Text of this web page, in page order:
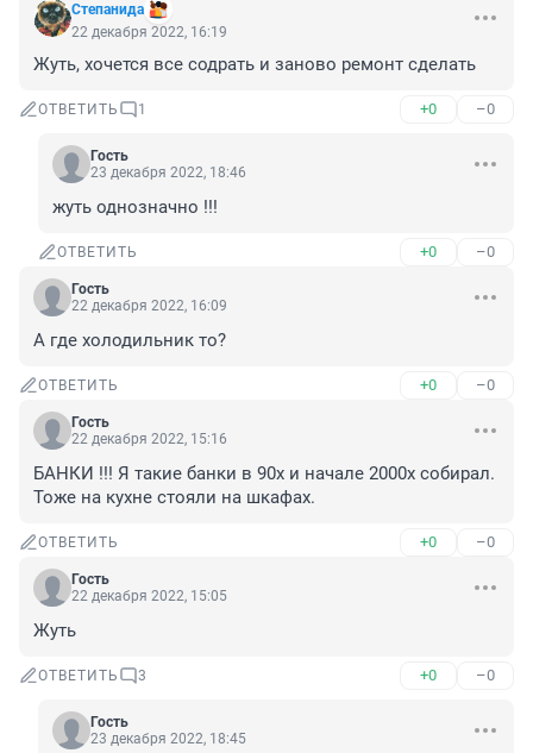
Степанида
22 декабря 2022, 16:19
Жуть, хочется все содрать и заново ремонт сделать
ОТВЕТИТЬ 1 +0 –0
Гость
23 декабря 2022, 18:46
жуть однозначно !!!
ОТВЕТИТЬ +0 –0
Гость
22 декабря 2022, 16:09
А где холодильник то?
ОТВЕТИТЬ +0 –0
Гость
22 декабря 2022, 15:16
БАНКИ !!! Я такие банки в 90х и начале 2000х собирал.
Тоже на кухне стояли на шкафах.
ОТВЕТИТЬ +0 –0
Гость
22 декабря 2022, 15:05
Жуть
ОТВЕТИТЬ 3 +0 –0
Гость
23 декабря 2022, 18:45